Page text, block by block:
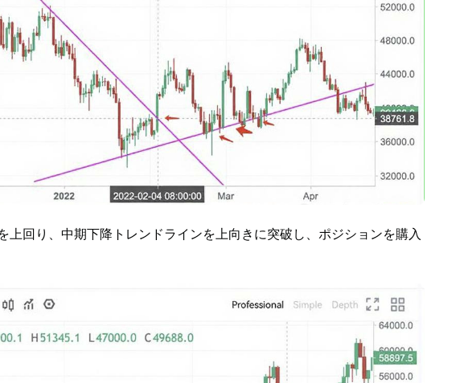
上回り、中期下降トレンドラインを上向きに突破し、ポジションを購入